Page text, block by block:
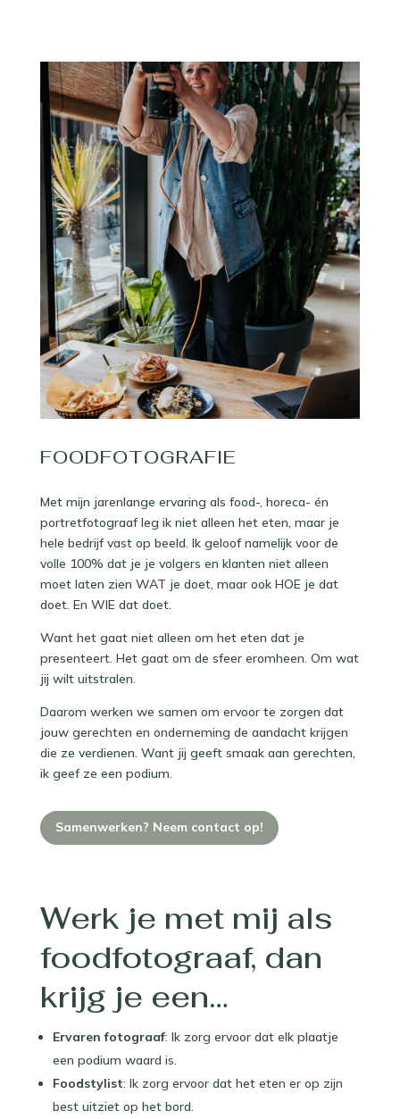
FOODFOTOGRAFIE
Met mijn jarenlange ervaring als food-, horeca- én
portretfotograaf leg ik niet alleen het eten, maar je
hele bedrijf vast op beeld. Ik geloof namelijk voor de
volle 100% dat je je volgers en klanten niet alleen
moet laten zien WAT je doet, maar ook HOE je dat
doet. ⁠En WIE dat doet.
Want het gaat niet alleen om het eten dat je
presenteert. Het gaat om de sfeer eromheen. Om wat
jij wilt uitstralen.
Daarom werken we samen om ervoor te zorgen dat
jouw gerechten en onderneming de aandacht krijgen
die ze verdienen. Want jij geeft smaak aan gerechten,
ik geef ze een podium.
Samenwerken? Neem contact op!
Werk je met mij als
foodfotograaf, dan
krijg je een…
Ervaren fotograaf: Ik zorg ervoor dat elk plaatje
een podium waard is.
Foodstylist: Ik zorg ervoor dat het eten er op zijn
best uitziet op het bord.